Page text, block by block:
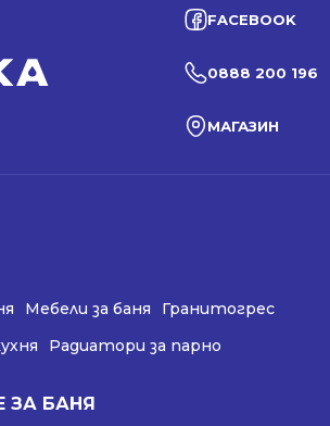
FACEBOOK
0888 200 196
МАГАЗИН
Мебели за баня
Гранитогрес
Радиатори за парно
ЗА БАНЯ